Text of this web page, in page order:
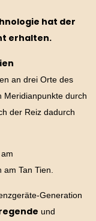
hat der
erhalten.
an drei Orte des
Meridianpunkte durch
der Reiz dadurch
Tan Tien.
Generation
und